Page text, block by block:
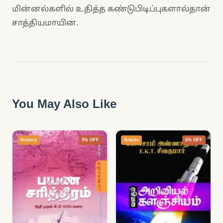
மின்னல்களில் உதித்த கண்டுபிடிப்புகளால்தான்
சாத்தியமாயின.
You May Also Like
History 5% OFF Article 6% OFF